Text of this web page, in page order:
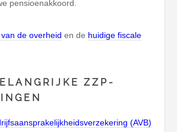
pensioenakkoord.
de overheid en de huidige fiscale
ZZP-
(AVB)